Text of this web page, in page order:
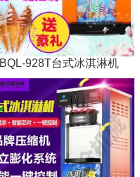
BQL-928T台式冰淇淋机